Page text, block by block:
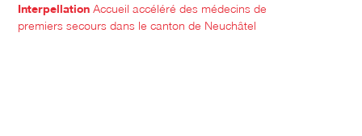
Interpellation Accueil accéléré des médecins de
premiers secours dans le canton de Neuchâtel